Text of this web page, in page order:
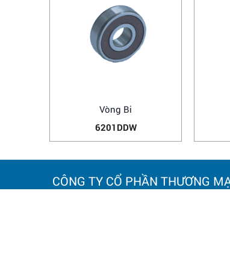
Vòng Bi
6201DDW
CÔNG TY CỔ PHẦN THƯƠNG